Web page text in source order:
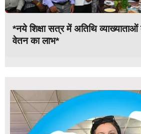
*नये शिक्षा सत्र में अतिथि
वेतन का लाभ*